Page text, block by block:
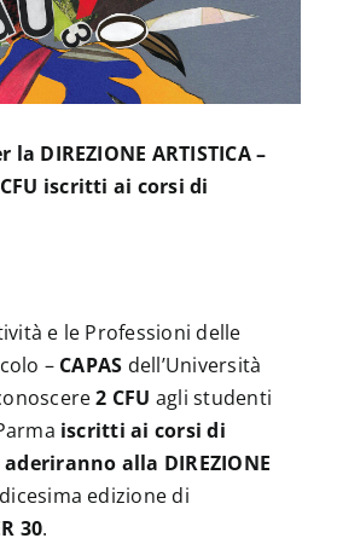
la DIREZIONE ARTISTICA –
iscritti ai corsi di
e le Professioni delle
– CAPAS dell’Università
2 CFU agli studenti
iscritti ai corsi di
aderiranno alla DIREZIONE
edizione di
30.